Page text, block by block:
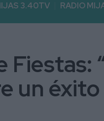
3.40TV RADIO
Fiestas:
un